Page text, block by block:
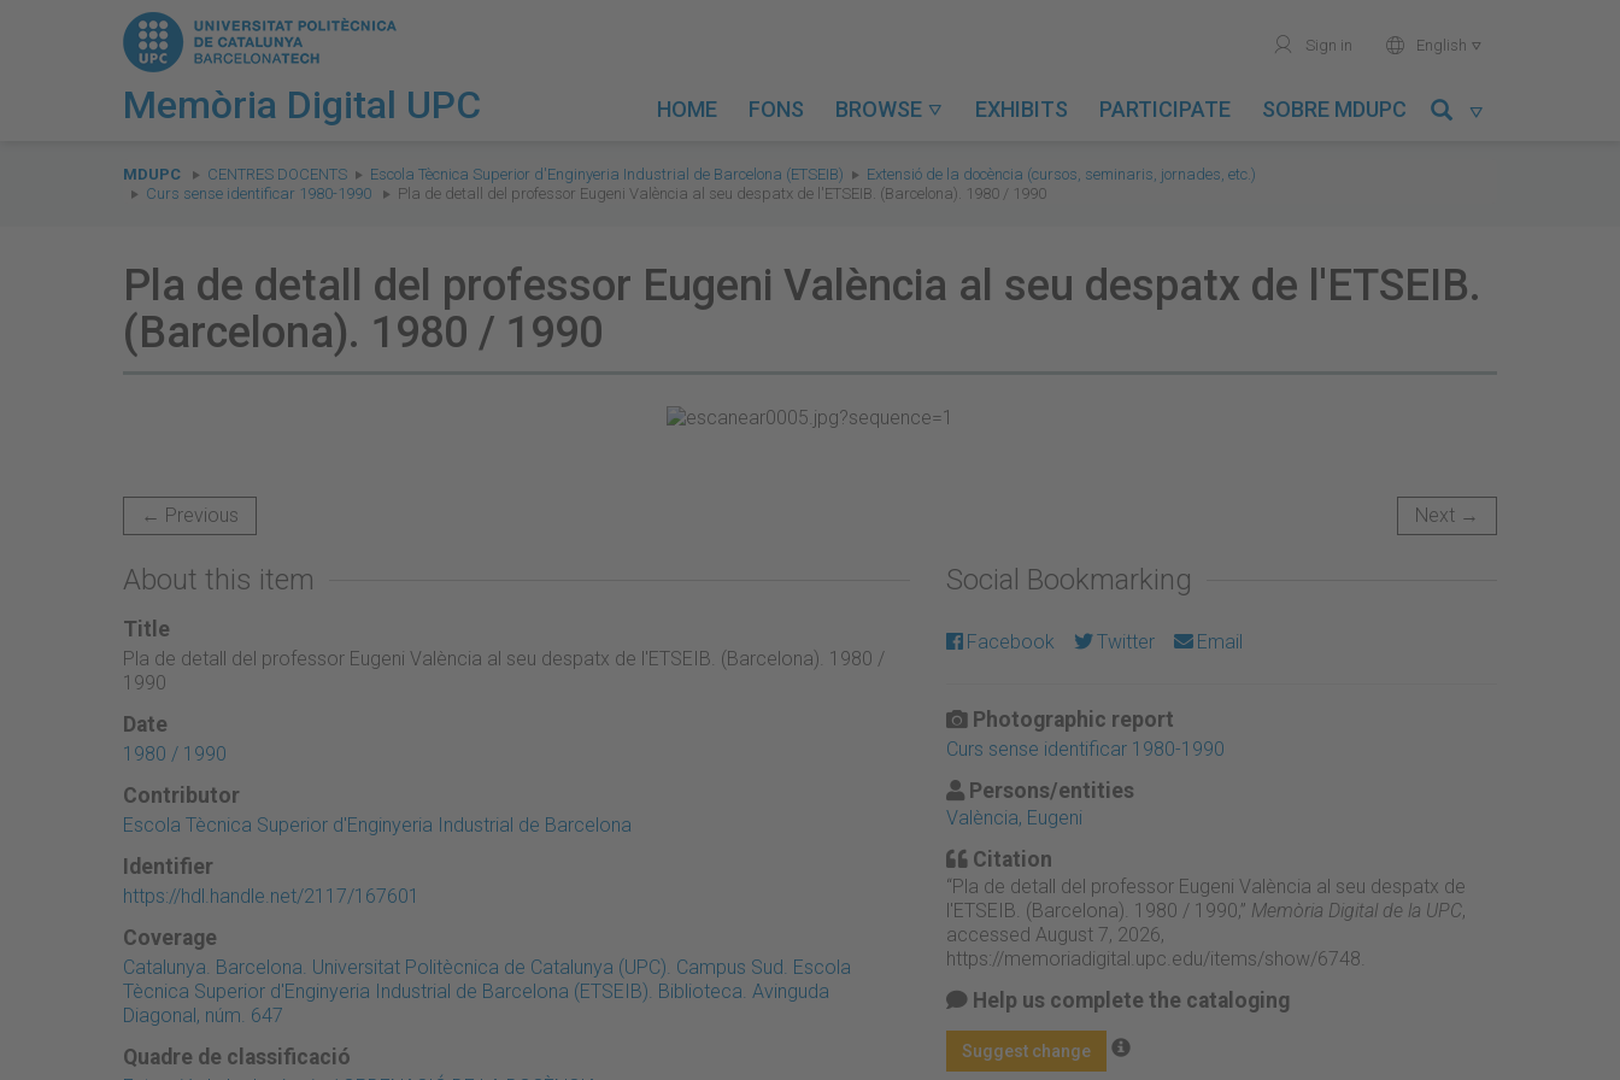
Memòria Digital UPC
user Sign in world English 
HOME FONS BROWSE  EXHIBITS PARTICIPATE SOBRE MDUPC 
are
here:
MDUPC CENTRES DOCENTS Escola Tècnica Superior d'Enginyeria Industrial de Barcelona (ETSEIB)
Extensió de la docència (cursos, seminaris, jornades, etc.)
Curs sense identificar 1980-1990
Pla de detall del professor Eugeni València al seu despatx de l'ETSEIB. (Barcelona). 1980 / 1990
Pla de detall del professor Eugeni València al seu despatx de l'ETSEIB.
(Barcelona). 1980 / 1990
← Previous Next →
About this item
Title
Pla de detall del professor Eugeni València al seu despatx de l'ETSEIB. (Barcelona). 1980 /
1990
Date
1980 / 1990
Contributor
Escola Tècnica Superior d'Enginyeria Industrial de Barcelona
Identifier
https://hdl.handle.net/2117/167601
Coverage
Catalunya. Barcelona. Universitat Politècnica de Catalunya (UPC). Campus Sud. Escola
Tècnica Superior d'Enginyeria Industrial de Barcelona (ETSEIB). Biblioteca. Avinguda
Diagonal, núm. 647
Quadre de classificació
Social Bookmarking
Facebook Twitter Email
Photographic report
Curs sense identificar 1980-1990
Persons/entities
València, Eugeni
Citation
“Pla de detall del professor Eugeni València al seu despatx de
l'ETSEIB. (Barcelona). 1980 / 1990,” Memòria Digital de la UPC,
accessed August 7, 2026,
https://memoriadigital.upc.edu/items/show/6748
Help us complete the cataloging
Suggest change